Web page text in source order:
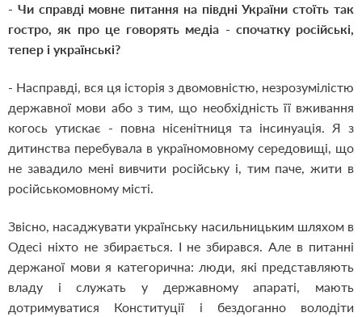
- Чи справді мовне питання на півдні України стоїть так
гостро, як про це говорять медіа - спочатку російські,
тепер і українські?
- Насправді, вся ця історія з двомовністю, незрозумілістю
державної мови або з тим, що необхідність її вживання
когось утискає - повна нісенітниця та інсинуація. Я з
дитинства перебувала в україномовному середовищі, що
не завадило мені вивчити російську і, тим паче, жити в
російськомовному місті.
Звісно, насаджувати українську насильницьким шляхом в
Одесі ніхто не збирається. І не збирався. Але в питанні
держаної мови я категорична: люди, які представляють
владу і служать у державному апараті, мають
дотримуватися Конституції і бездоганно володіти